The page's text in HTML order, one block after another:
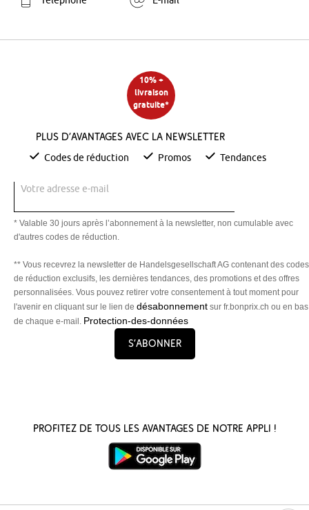
10% +
livraison
gratuite*
Plus d’avantages avec la newsletter
Codes de réduction Promos Tendances
Votre adresse e-mail
* Valable 30 jours après l’abonnement à la newsletter, non cumulable avec
d'autres codes de réduction.
** Vous recevrez la newsletter de Handelsgesellschaft AG contenant des codes
de réduction exclusifs, les dernières tendances, des promotions et des offres
personnalisées. Vous pouvez retirer votre consentement à tout moment pour
l'avenir en cliquant sur le lien de désabonnement sur fr.bonprix.ch ou en bas
de chaque e-mail. Protection-des-données
S’abonner
Profitez de tous les avantages de notre appli !